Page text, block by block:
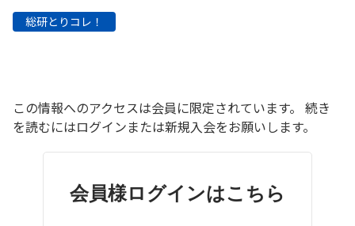
お問い合わせ
総研とりコレ！
この情報へのアクセスは会員に限定されています。 続き
を読むにはログインまたは新規入会をお願いします。
会員様ログインはこちら